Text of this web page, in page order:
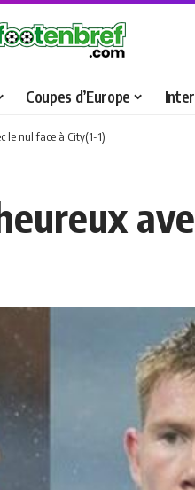
Coupes d’Europe
le nul face à City(1-1)